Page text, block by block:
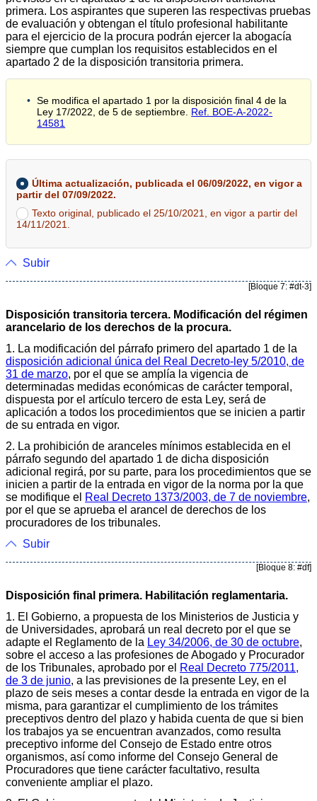
primera. Los aspirantes que superen las respectivas pruebas
de evaluación y obtengan el título profesional habilitante
para el ejercicio de la procura podrán ejercer la abogacía
siempre que cumplan los requisitos establecidos en el
apartado 2 de la disposición transitoria primera.
Se modifica el apartado 1 por la disposición final 4 de la
Ley 17/2022, de 5 de septiembre. Ref. BOE-A-2022-
14581
Última actualización, publicada el 06/09/2022, en vigor a
partir del 07/09/2022.
Texto original, publicado el 25/10/2021, en vigor a partir del
14/11/2021.
Subir
[Bloque 7: #dt-3]
Disposición transitoria tercera. Modificación del régimen
arancelario de los derechos de la procura.
1. La modificación del párrafo primero del apartado 1 de la
disposición adicional única del Real Decreto-ley 5/2010, de
31 de marzo, por el que se amplía la vigencia de
determinadas medidas económicas de carácter temporal,
dispuesta por el artículo tercero de esta Ley, será de
aplicación a todos los procedimientos que se inicien a partir
de su entrada en vigor.
2. La prohibición de aranceles mínimos establecida en el
párrafo segundo del apartado 1 de dicha disposición
adicional regirá, por su parte, para los procedimientos que se
inicien a partir de la entrada en vigor de la norma por la que
se modifique el Real Decreto 1373/2003, de 7 de noviembre,
por el que se aprueba el arancel de derechos de los
procuradores de los tribunales.
Subir
[Bloque 8: #df]
Disposición final primera. Habilitación reglamentaria.
1. El Gobierno, a propuesta de los Ministerios de Justicia y
de Universidades, aprobará un real decreto por el que se
adapte el Reglamento de la Ley 34/2006, de 30 de octubre,
sobre el acceso a las profesiones de Abogado y Procurador
de los Tribunales, aprobado por el Real Decreto 775/2011,
de 3 de junio, a las previsiones de la presente Ley, en el
plazo de seis meses a contar desde la entrada en vigor de la
misma, para garantizar el cumplimiento de los trámites
preceptivos dentro del plazo y habida cuenta de que si bien
los trabajos ya se encuentran avanzados, como resulta
preceptivo informe del Consejo de Estado entre otros
organismos, así como informe del Consejo General de
Procuradores que tiene carácter facultativo, resulta
conveniente ampliar el plazo.